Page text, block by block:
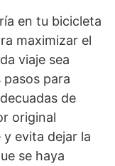
en tu bicicleta
maximizar el
viaje sea
para
de
original
evita dejar la
se haya